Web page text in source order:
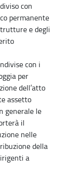
con
permanente
e degli
con i
per
dell’atto
assetto
generale le
il
nelle
della
a